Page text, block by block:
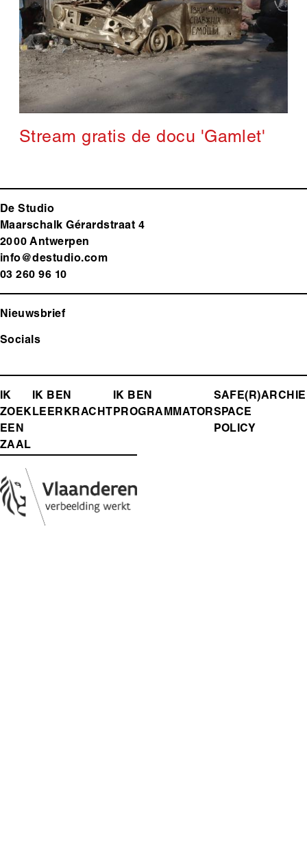
Stream gratis de docu 'Gamlet'
De Studio
Maarschalk Gérardstraat 4
2000 Antwerpen
info@destudio.com
03 260 96 10
Nieuwsbrief
Socials
FOOTER-
MENU
IK
ZOEK
EEN
ZAAL
IK BEN
LEERKRACHT
IK BEN
PROGRAMMATOR
SAFE(R)
SPACE
POLICY
Media
Afbeelding